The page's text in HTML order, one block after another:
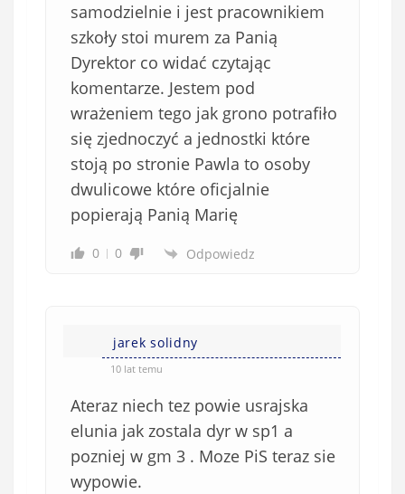
samodzielnie i jest pracownikiem
szkoły stoi murem za Panią
Dyrektor co widać czytając
komentarze. Jestem pod
wrażeniem tego jak grono potrafiło
się zjednoczyć a jednostki które
stoją po stronie Pawla to osoby
dwulicowe które oficjalnie
popierają Panią Marię
0 0 Odpowiedz
jarek solidny
10 lat temu
Ateraz niech tez powie usrajska
elunia jak zostala dyr w sp1 a
pozniej w gm 3 . Moze PiS teraz sie
wypowie.